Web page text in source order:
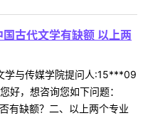
古代文学有缺额 以上两
学与传媒学院提问人:15***09
，想咨询您如下问题：
有缺额？二、以上两个专业